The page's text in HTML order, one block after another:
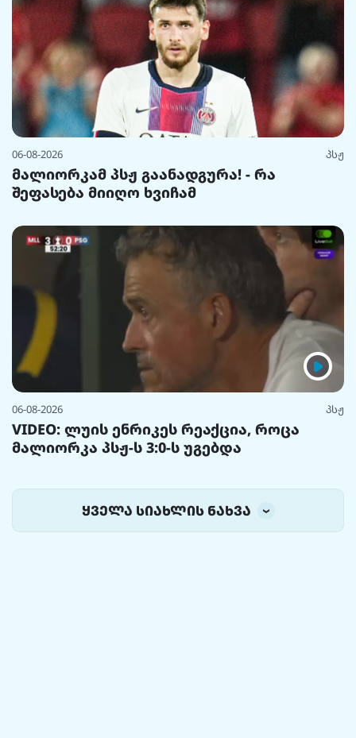
06-08-2026 პსჟ
მალიორკამ პსჟ გაანადგურა! - რა
შეფასება მიიღო ხვიჩამ
06-08-2026 პსჟ
VIDEO: ლუის ენრიკეს რეაქცია, როცა
მალიორკა პსჟ-ს 3:0-ს უგებდა
ყველა სიახლის ნახვა